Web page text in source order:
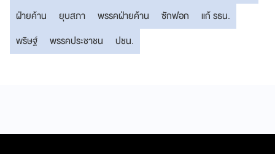
ฝ่ายค้าน
ยุบสภา พรรคฝ่ายค้าน ซักฟอก
แก้ รธน.
พริษฐ์
พรรคประชาชน ปชน.